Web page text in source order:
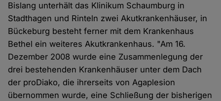
Bislang unterhält das Klinikum Schaumburg in
Stadthagen und Rinteln zwei Akutkrankenhäuser, in
Bückeburg besteht ferner mit dem Krankenhaus
Bethel ein weiteres Akutkrankenhaus. "Am 16.
Dezember 2008 wurde eine Zusammenlegung der
drei bestehenden Krankenhäuser unter dem Dach
der proDiako, die ihrerseits von Agaplesion
übernommen wurde, eine Schließung der bisherigen